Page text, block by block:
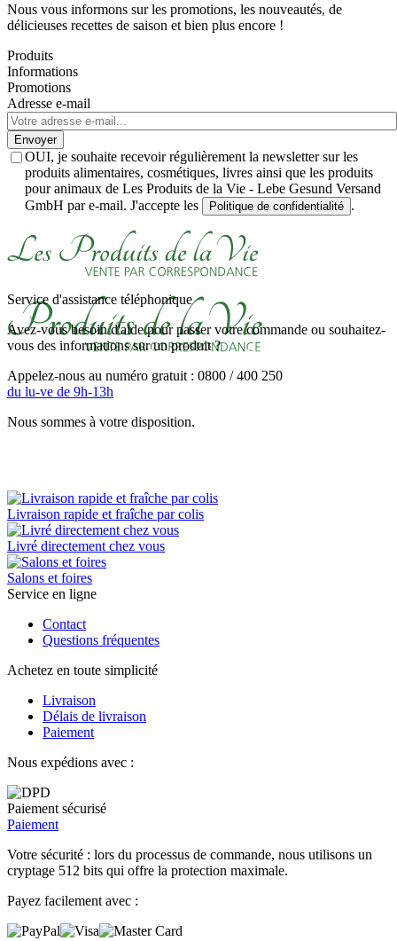
Nous vous informons sur les promotions, les nouveautés, de
délicieuses recettes de saison et bien plus encore !
Produits
Informations
Promotions
Adresse e-mail
Envoyer
OUI, je souhaite recevoir régulièrement la newsletter sur les
produits alimentaires, cosmétiques, livres ainsi que les produits
pour animaux de Les Produits de la Vie - Lebe Gesund Versand
GmbH par e-mail. J'accepte les
Politique de confidentialité .
Service d'assistance téléphonique
Avez-vous besoin d'aide pour passer votre commande ou souhaitez-
vous des informations sur un produit ?
Appelez-nous au numéro gratuit : 0800 / 400 250
du lu-ve de 9h-13h
Nous sommes à votre disposition.
Livraison rapide et fraîche par colis
Livré directement chez vous
Salons et foires
Service en ligne
Contact
Questions fréquentes
Achetez en toute simplicité
Livraison
Délais de livraison
Paiement
Nous expédions avec :
Paiement sécurisé
Paiement
Votre sécurité : lors du processus de commande, nous utilisons un
cryptage 512 bits qui offre la protection maximale.
Payez facilement avec :